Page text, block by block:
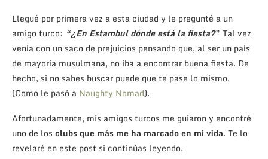
Llegué por primera vez a esta ciudad y le pregunté a un
amigo turco: “¿En Estambul dónde está la fiesta?” Tal vez
venía con un saco de prejuicios pensando que, al ser un país
de mayoría musulmana, no iba a encontrar buena fiesta. De
hecho, si no sabes buscar puede que te pase lo mismo.
(Como le pasó a Naughty Nomad).
Afortunadamente, mis amigos turcos me guiaron y encontré
uno de los clubs que más me ha marcado en mi vida. Te lo
revelaré en este post si continúas leyendo.